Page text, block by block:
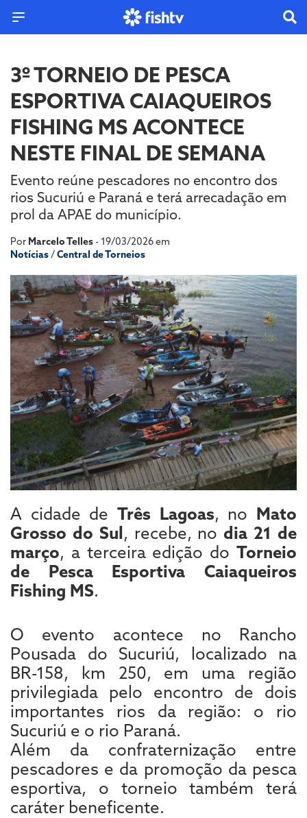
3º TORNEIO DE PESCA
ESPORTIVA CAIAQUEIROS
FISHING MS ACONTECE
NESTE FINAL DE SEMANA
Evento reúne pescadores no encontro dos
rios Sucuriú e Paraná e terá arrecadação em
prol da APAE do município.
Por Marcelo Telles- 19/03/2026 em
Notícias/Central de Torneios
A cidade de Três Lagoas, no Mato
Grosso do Sul, recebe, no dia 21 de
março, a terceira edição do Torneio
de Pesca Esportiva Caiaqueiros
Fishing MS.
O evento acontece no Rancho
Pousada do Sucuriú, localizado na
BR-158, km 250, em uma região
privilegiada pelo encontro de dois
importantes rios da região: o rio
Sucuriú e o rio Paraná.
Além da confraternização entre
pescadores e da promoção da pesca
esportiva, o torneio também terá
caráter beneficente.